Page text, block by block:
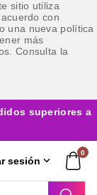
sitio utiliza
con
una nueva política
más
Consulta la
superiores a
sesión 
0